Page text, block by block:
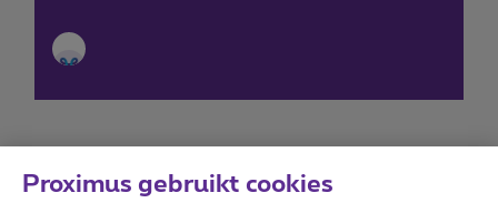
Proximus gebruikt cookies